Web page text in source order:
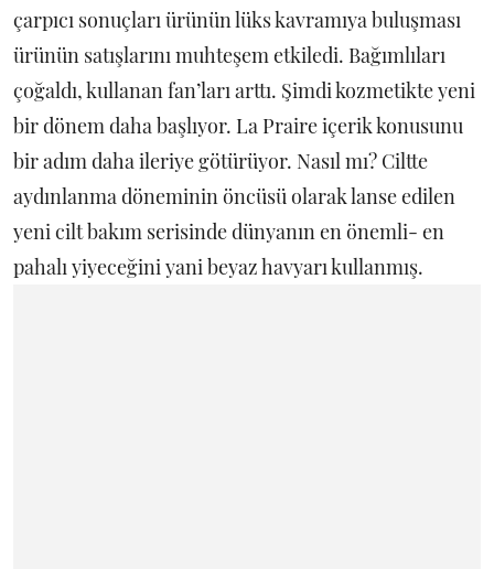
çarpıcı sonuçları ürünün lüks kavramıya buluşması
ürünün satışlarını muhteşem etkiledi. Bağımlıları
çoğaldı, kullanan fan’ları arttı. Şimdi kozmetikte yeni
bir dönem daha başlıyor. La Praire içerik konusunu
bir adım daha ileriye götürüyor. Nasıl mı? Ciltte
aydınlanma döneminin öncüsü olarak lanse edilen
yeni cilt bakım serisinde dünyanın en önemli- en
pahalı yiyeceğini yani beyaz havyarı kullanmış.